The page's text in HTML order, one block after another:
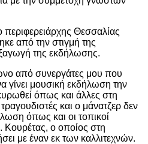
Θεσσαλίας
από την στιγμή της
της εκδήλωσης.
από συνεργάτες μου που
γίνει μουσική εκδήλωση την
όπως και άλλες στη
και ο μάνατζερ δεν
όπως και οι τοπικοί
Κουρέτας, ο οποίος στη
με έναν εκ των καλλιτεχνών.